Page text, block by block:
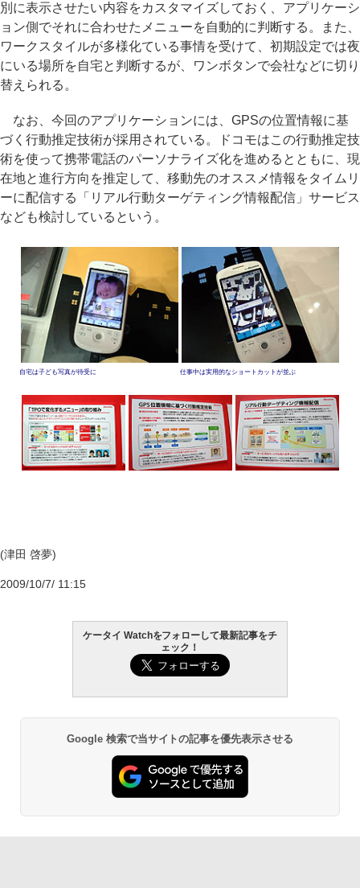
別に表示させたい内容をカスタマイズしておく、アプリケーシ
ョン側でそれに合わせたメニューを自動的に判断する。また、
ワークスタイルが多様化ている事情を受けて、初期設定では夜
にいる場所を自宅と判断するが、ワンボタンで会社などに切り
替えられる。
なお、今回のアプリケーションには、GPSの位置情報に基
づく行動推定技術が採用されている。ドコモはこの行動推定技
術を使って携帯電話のパーソナライズ化を進めるとともに、現
在地と進行方向を推定して、移動先のオススメ情報をタイムリ
ーに配信する「リアル行動ターゲティング情報配信」サービス
なども検討しているという。
自宅は子ども写真が待受に 仕事中は実用的なショートカットが並ぶ
(津田 啓夢)
2009/10/7/ 11:15
ケータイ Watchをフォローして最新記事をチ
ェック！
Google 検索で当サイトの記事を優先表示させる